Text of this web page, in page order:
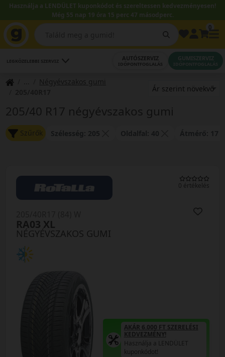
Használja a LENDÜLET kuponkódot és szereltessen kedvezményesen!
Még 55 nap 19 óra 15 perc 47 másodperc.
LEGKÖZELEBBI SZERVIZ AUTÓSZERVIZ
IDŐPONTFOGLALÁS
GUMISZERVIZ
IDŐPONTFOGLALÁS
Négyévszakos gumi
205/40 R17 négyévszakos gumi
Szűrők
0 értékelés
NÉGYÉVSZAKOS GUMI
RA03 XL
AKÁR 6.000 FT SZERELÉSI
KEDVEZMÉNY!
Használja a LENDÜLET
kuponkódot!